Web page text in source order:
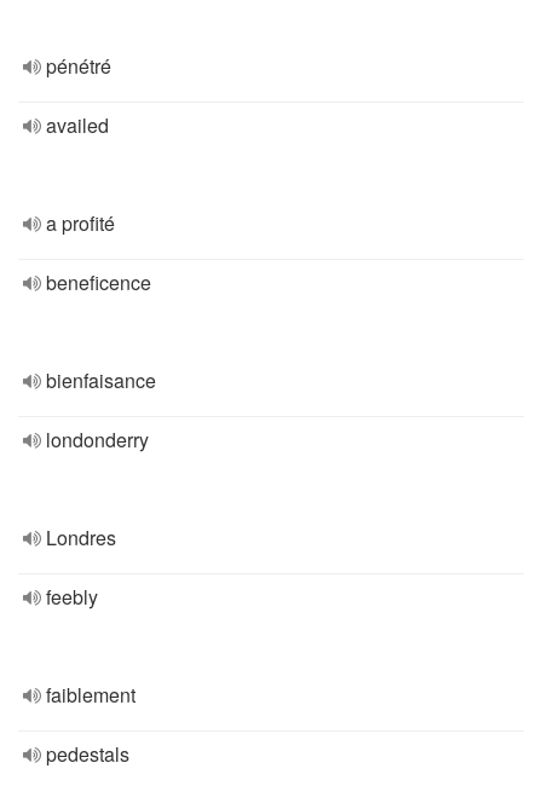
pénétré
availed
a profité
beneficence
bienfaisance
londonderry
Londres
feebly
faiblement
pedestals